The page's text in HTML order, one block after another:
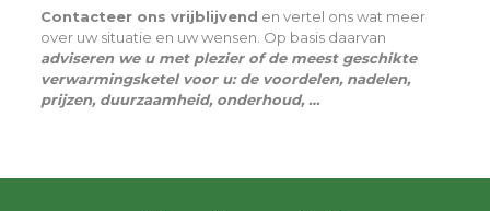
Contacteer ons vrijblijvend en vertel ons wat meer
over uw situatie en uw wensen. Op basis daarvan
adviseren we u met plezier of de meest geschikte
verwarmingsketel voor u: de voordelen, nadelen,
prijzen, duurzaamheid, onderhoud, …